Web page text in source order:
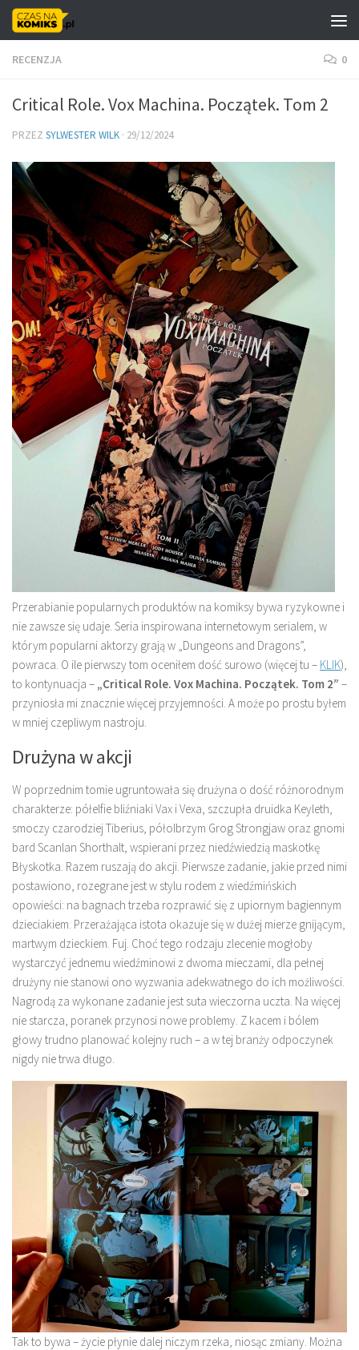
Skip to content
RECENZJA 0
Critical Role. Vox Machina. Początek. Tom 2
PRZEZ SYLWESTER WILK · 29/12/2024
Przerabianie popularnych produktów na komiksy bywa ryzykowne i
nie zawsze się udaje. Seria inspirowana internetowym serialem, w
którym popularni aktorzy grają w „Dungeons and Dragons”,
powraca. O ile pierwszy tom oceniłem dość surowo (więcej tu – KLIK),
to kontynuacja – „Critical Role. Vox Machina. Początek. Tom 2” –
przyniosła mi znacznie więcej przyjemności. A może po prostu byłem
w mniej czepliwym nastroju.
Drużyna w akcji
W poprzednim tomie ugruntowała się drużyna o dość różnorodnym
charakterze: półelfie bliźniaki Vax i Vexa, szczupła druidka Keyleth,
smoczy czarodziej Tiberius, półolbrzym Grog Strongjaw oraz gnomi
bard Scanlan Shorthalt, wspierani przez niedźwiedzią maskotkę
Błyskotka. Razem ruszają do akcji. Pierwsze zadanie, jakie przed nimi
postawiono, rozegrane jest w stylu rodem z wiedźmińskich
opowieści: na bagnach trzeba rozprawić się z upiornym bagiennym
dzieciakiem. Przerażająca istota okazuje się w dużej mierze gnijącym,
martwym dzieckiem. Fuj. Choć tego rodzaju zlecenie mogłoby
wystarczyć jednemu wiedźminowi z dwoma mieczami, dla pełnej
drużyny nie stanowi ono wyzwania adekwatnego do ich możliwości.
Nagrodą za wykonane zadanie jest suta wieczorna uczta. Na więcej
nie starcza, poranek przynosi nowe problemy. Z kacem i bólem
głowy trudno planować kolejny ruch – a w tej branży odpoczynek
nigdy nie trwa długo.
Tak to bywa – życie płynie dalej niczym rzeka, niosąc zmiany. Można